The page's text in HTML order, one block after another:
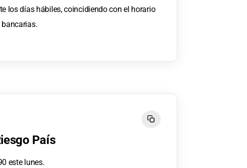
los días hábiles, coincidiendo con el horario
País
este lunes.